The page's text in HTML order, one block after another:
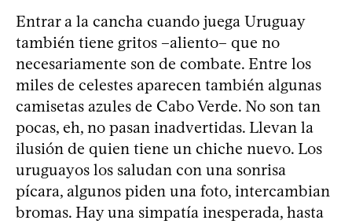
Entrar a la cancha cuando juega Uruguay
también tiene gritos –aliento– que no
necesariamente son de combate. Entre los
miles de celestes aparecen también algunas
camisetas azules de Cabo Verde. No son tan
pocas, eh, no pasan inadvertidas. Llevan la
ilusión de quien tiene un chiche nuevo. Los
uruguayos los saludan con una sonrisa
pícara, algunos piden una foto, intercambian
bromas. Hay una simpatía inesperada, hasta